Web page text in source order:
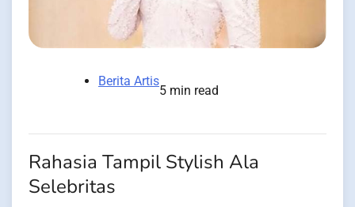
Berita Artis
5 min read
Rahasia Tampil Stylish Ala
Selebritas